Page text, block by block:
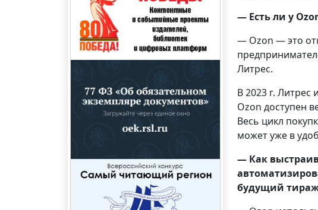
— Есть ли у
— Ozon — это
Литрес.
В 2023 г.
Ozon доступен
Весь цикл
может уже в
— Как
будущий